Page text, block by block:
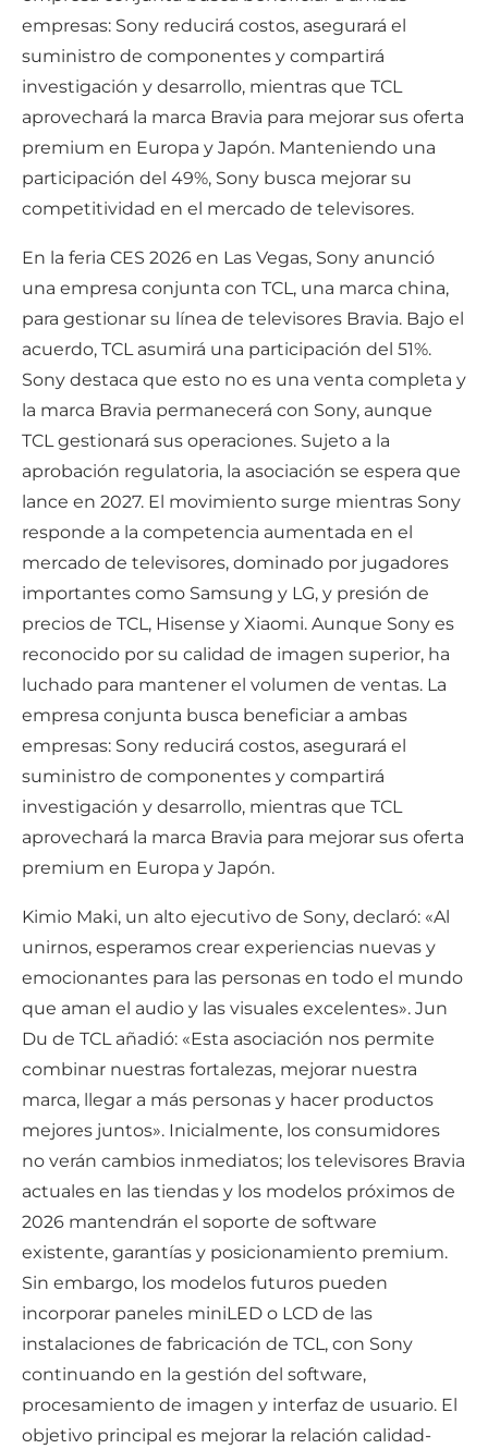
empresas: Sony reducirá costos, asegurará el
suministro de componentes y compartirá
investigación y desarrollo, mientras que TCL
aprovechará la marca Bravia para mejorar sus oferta
premium en Europa y Japón. Manteniendo una
participación del 49%, Sony busca mejorar su
competitividad en el mercado de televisores.
En la feria CES 2026 en Las Vegas, Sony anunció
una empresa conjunta con TCL, una marca china,
para gestionar su línea de televisores Bravia. Bajo el
acuerdo, TCL asumirá una participación del 51%.
Sony destaca que esto no es una venta completa y
la marca Bravia permanecerá con Sony, aunque
TCL gestionará sus operaciones. Sujeto a la
aprobación regulatoria, la asociación se espera que
lance en 2027. El movimiento surge mientras Sony
responde a la competencia aumentada en el
mercado de televisores, dominado por jugadores
importantes como Samsung y LG, y presión de
precios de TCL, Hisense y Xiaomi. Aunque Sony es
reconocido por su calidad de imagen superior, ha
luchado para mantener el volumen de ventas. La
empresa conjunta busca beneficiar a ambas
empresas: Sony reducirá costos, asegurará el
suministro de componentes y compartirá
investigación y desarrollo, mientras que TCL
aprovechará la marca Bravia para mejorar sus oferta
premium en Europa y Japón.
Kimio Maki, un alto ejecutivo de Sony, declaró: «Al
unirnos, esperamos crear experiencias nuevas y
emocionantes para las personas en todo el mundo
que aman el audio y las visuales excelentes». Jun
Du de TCL añadió: «Esta asociación nos permite
combinar nuestras fortalezas, mejorar nuestra
marca, llegar a más personas y hacer productos
mejores juntos». Inicialmente, los consumidores
no verán cambios inmediatos; los televisores Bravia
actuales en las tiendas y los modelos próximos de
2026 mantendrán el soporte de software
existente, garantías y posicionamiento premium.
Sin embargo, los modelos futuros pueden
incorporar paneles miniLED o LCD de las
instalaciones de fabricación de TCL, con Sony
continuando en la gestión del software,
procesamiento de imagen y interfaz de usuario. El
objetivo principal es mejorar la relación calidad-